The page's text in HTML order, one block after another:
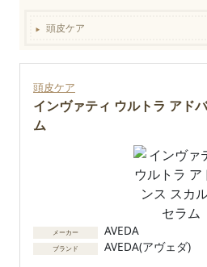
▶︎ 頭皮ケア
頭皮ケア
インヴァティ ウルトラ アド
ム
メーカー AVEDA
ブランド
AVEDA(アヴェダ)